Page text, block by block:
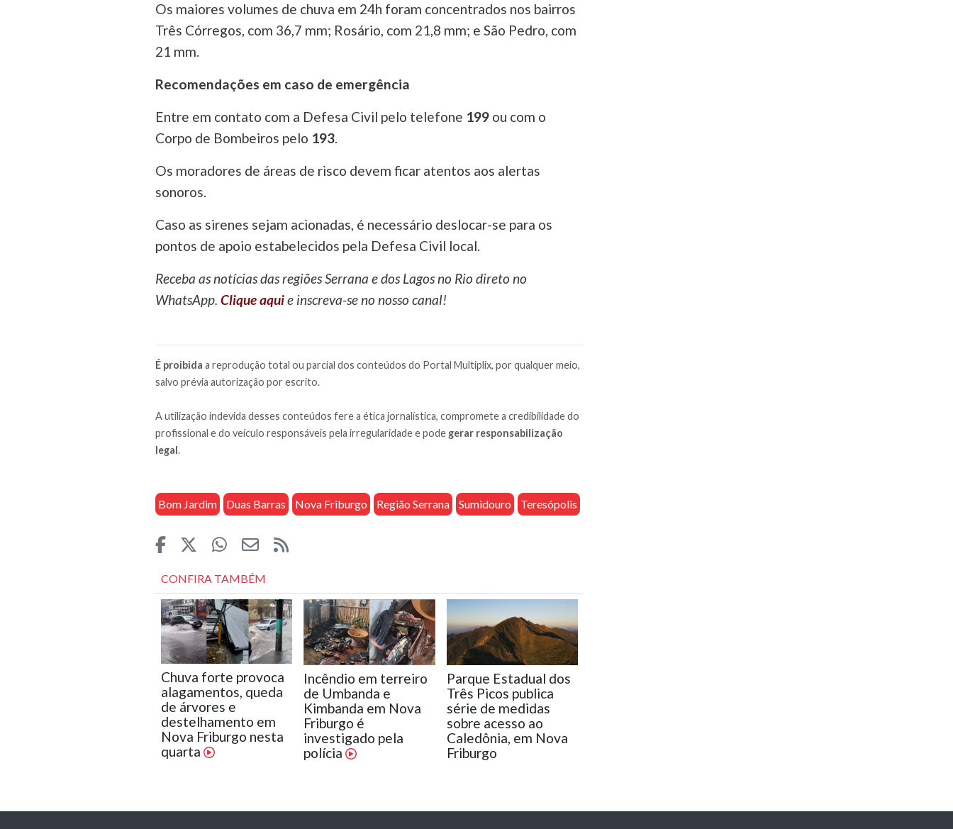
Os maiores volumes de chuva em 24h foram concentrados nos bairros
Três Córregos, com 36,7 mm; Rosário, com 21,8 mm; e São Pedro, com
21 mm.
Recomendações em caso de emergência
Entre em contato com a Defesa Civil pelo telefone 199ou com o
Corpo de Bombeiros pelo 193.
Os moradores de áreas de risco devem ficar atentos aos alertas
sonoros.
Caso as sirenes sejam acionadas, é necessário deslocar-se para os
pontos de apoio estabelecidos pela Defesa Civil local.
Receba as notícias das regiões Serrana e dos Lagos no Rio direto no
WhatsApp. Clique aquie inscreva-se no nosso canal!
É proibida a reprodução total ou parcial dos conteúdos do Portal Multiplix, por qualquer meio,
salvo prévia autorização por escrito.
A utilização indevida desses conteúdos fere a ética jornalística, compromete a credibilidade do
profissional e do veículo responsáveis pela irregularidade e pode gerar responsabilização
legal.
Bom Jardim Duas Barras Nova Friburgo Região Serrana Sumidouro Teresópolis
CONFIRA TAMBÉM
Chuva forte provoca
alagamentos, queda
de árvores e
destelhamento em
Nova Friburgo nesta
quarta
Incêndio em terreiro
de Umbanda e
Kimbanda em Nova
Friburgo é
investigado pela
polícia
Parque Estadual dos
Três Picos publica
série de medidas
sobre acesso ao
Caledônia, em Nova
Friburgo